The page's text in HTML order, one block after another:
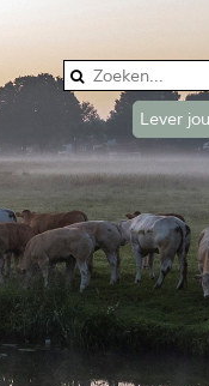
Lever